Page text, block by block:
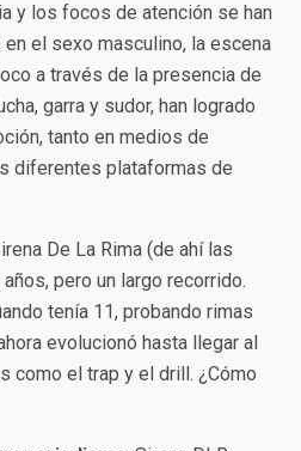
y los focos de atención se han
el sexo masculino, la escena
a través de la presencia de
garra y sudor, han logrado
tanto en medios de
diferentes plataformas de
De La Rima (de ahí las
pero un largo recorrido.
tenía 11, probando rimas
evolucionó hasta llegar al
como el trap y el drill. ¿Cómo